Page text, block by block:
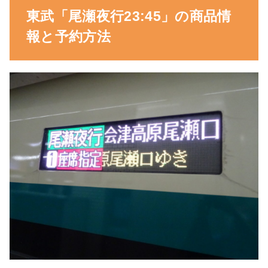
東武「尾瀬夜行23:45」の商品情
報と予約方法